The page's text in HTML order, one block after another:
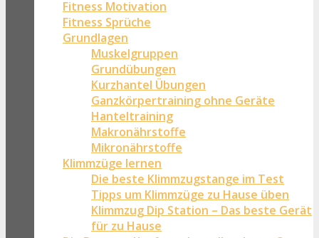
Fitness Motivation
Fitness Sprüche
Grundlagen
Muskelgruppen
Grundübungen
Kurzhantel Übungen
Ganzkörpertraining ohne Geräte
Hanteltraining
Makronährstoffe
Mikronährstoffe
Klimmzüge lernen
Die beste Klimmzugstange im Test
Tipps um Klimmzüge zu Hause üben
Klimmzug Dip Station – Das beste Gerät
für zu Hause